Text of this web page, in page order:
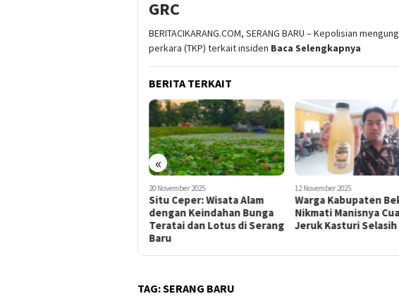
GRC
BERITACIKARANG.COM, SERANG BARU – Kepolisian
perkara (TKP) terkait insiden Baca Selengkapnya
BERITA TERKAIT
«
12 November 2025
Warga Kabupaten Bekasi
Nikmati Manisnya Cuan dari
Jeruk Kasturi Selasih
11 November 2025
Pemerintah
Serang Baru
Program Ketahanan
TAG:SERANG BARU